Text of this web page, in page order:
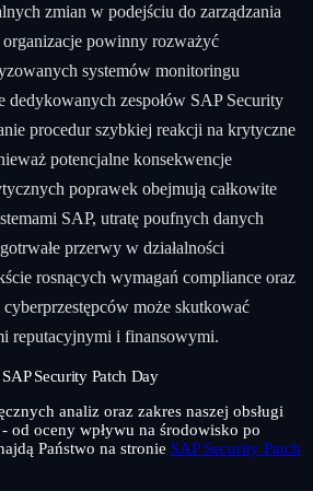
zmian w podejściu do zarządzania
powinny rozważyć
systemów monitoringu
dedykowanych zespołów SAP Security
procedur szybkiej reakcji na krytyczne
potencjalne konsekwencje
poprawek obejmują całkowite
SAP, utratę poufnych danych
przerwy w działalności
rosnących wymagań compliance oraz
może skutkować
reputacyjnymi i finansowymi.
Security Patch Day
analiz oraz zakres naszej obsługi
od oceny wpływu na środowisko po
Państwo na stronie SAP Security Patch